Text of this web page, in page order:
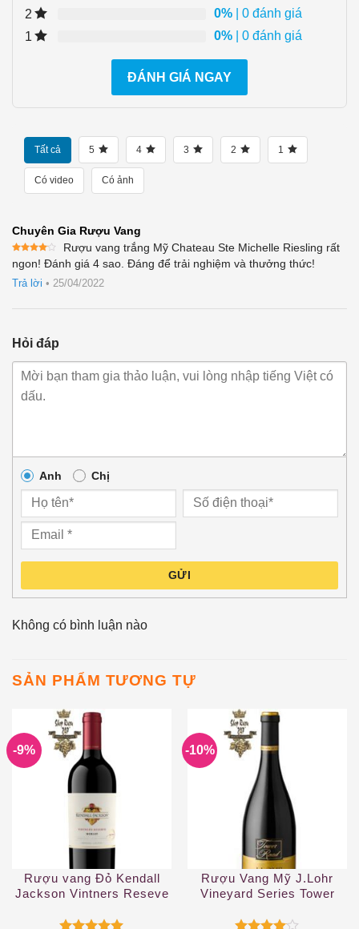
2
0% | 0 đánh giá
1
0% | 0 đánh giá
ĐÁNH GIÁ NGAY
Tất cả 5 4 3 2 1
Có video Có ảnh
Chuyên Gia Rượu Vang
Được
xếp
hạng4
5 sao
Rượu vang trắng Mỹ Chateau Ste Michelle Riesling rất
ngon! Đánh giá 4 sao. Đáng để trải nghiệm và thưởng thức!
Trả lời • 25/04/2022
Hỏi đáp
Anh Chị
GỬI
Không có bình luận nào
SẢN PHẨM TƯƠNG TỰ
-9%
Rượu vang Đỏ Kendall
Jackson Vintners Reseve
-10%
Rượu Vang Mỹ J.Lohr
Vineyard Series Tower